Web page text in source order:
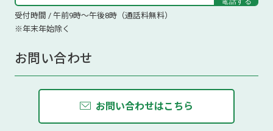
受付時間 / 午前9時～午後8時（通話料無料）
※年末年始除く
お問い合わせ
お問い合わせはこちら